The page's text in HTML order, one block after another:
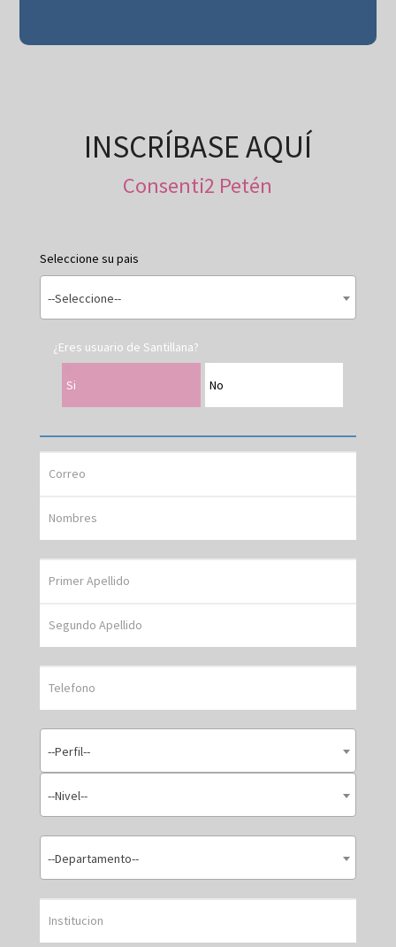
INSCRÍBASE AQUÍ
Consenti2 Petén
Seleccione su pais
--Seleccione--
¿Eres usuario de Santillana?
Si No
--Perfil--
--Nivel--
--Departamento--